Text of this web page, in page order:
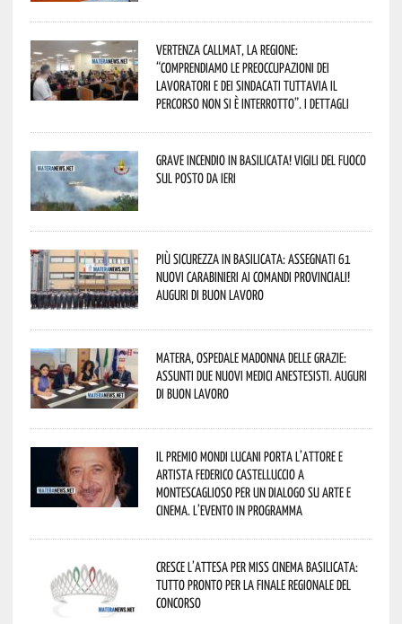
Vertenza CallMat, la Regione:
“comprendiamo le preoccupazioni dei
lavoratori e dei sindacati tuttavia il
percorso non si è interrotto”. I dettagli
Grave incendio in Basilicata! Vigili del fuoco
sul posto da ieri
Più sicurezza in Basilicata: assegnati 61
nuovi Carabinieri ai Comandi provinciali!
Auguri di buon lavoro
Matera, Ospedale Madonna delle Grazie:
assunti due nuovi medici anestesisti. Auguri
di buon lavoro
Il Premio Mondi Lucani porta l’attore e
artista Federico Castelluccio a
Montescaglioso per un dialogo su arte e
cinema. L’evento in programma
Cresce l’attesa per Miss Cinema Basilicata:
tutto pronto per la finale regionale del
concorso